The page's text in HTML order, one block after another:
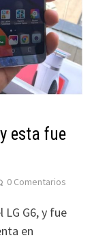
esta fue
0 Comentarios
LG G6, y fue
en